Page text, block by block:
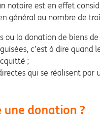
notaire est en effet
général au nombre de
ou la donation de biens
c’est à dire
;
qui se réalisent
une donation ?